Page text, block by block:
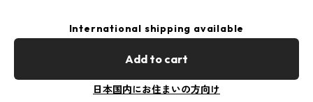
International shipping available
Add to cart
日本国内にお住まいの方向け